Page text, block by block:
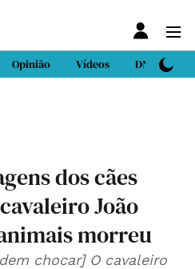
Opinião Vídeos DN Sport
dos cães
João
morreu
chocar] O cavaleiro